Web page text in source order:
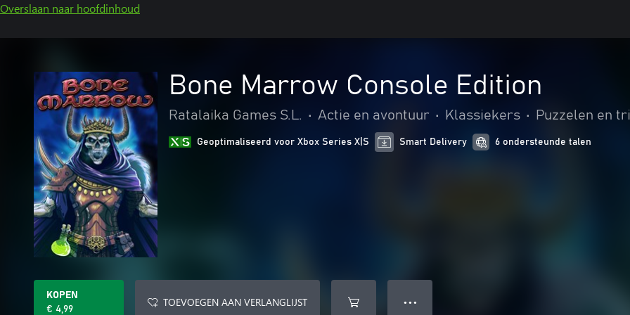
Overslaan naar hoofdinhoud
Bone Marrow Console Edition
Ratalaika Games S.L. • Actie en avontuur • Klassiekers • Puzzelen en
Geoptimaliseerd voor Xbox Series X|S Smart Delivery 6 ondersteunde talen
KOPEN
€ 4,99
TOEVOEGEN AAN VERLANGLIJST ● ● ●